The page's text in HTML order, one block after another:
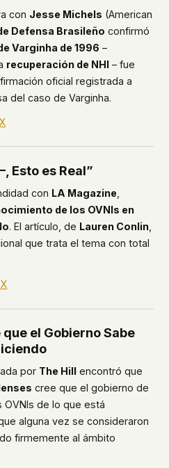
con Jesse Michels (American
Defensa Brasileño confirmó
Varginha de 1996 –
recuperación de NHI– fue
oficial registrada a
del caso de Varginha.
Esto es Real”
con LA Magazine
de los OVNIs en
. El artículo, de Lauren Conlin,
que trata el tema con total
el Gobierno Sabe
por The Hillencontró que
cree que el gobierno de
OVNIs de lo que está
alguna vez se consideraron
firmemente al ámbito